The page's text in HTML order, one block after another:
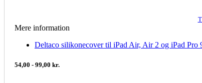
Mere information
Deltaco silikonecover til iPad Air, Air 2 og iPad Pro
54,00 - 99,00 kr.